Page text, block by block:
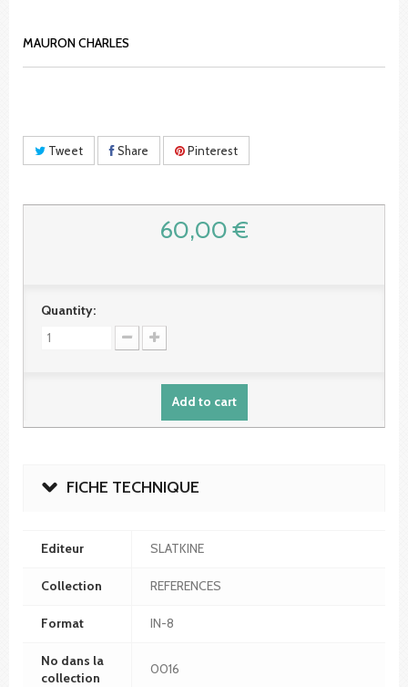
MAURON CHARLES
Tweet Share Pinterest
60,00 €
Quantity:
Add to cart
FICHE TECHNIQUE
Editeur SLATKINE
Collection REFERENCES
Format IN-8
No dans la
collection
0016